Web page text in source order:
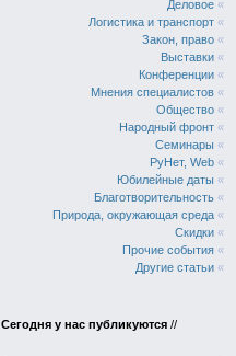
Деловое «
Логистика и транспорт «
Закон, право «
Выставки «
Конференции «
Мнения специалистов «
Общество «
Народный фронт «
Семинары «
РуНет, Web «
Юбилейные даты «
Благотворительность «
Природа, окружающая среда «
Скидки «
Прочие события «
Другие статьи «
Сегодня у нас публикуются //